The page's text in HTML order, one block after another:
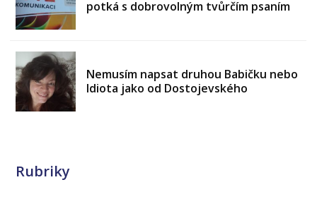
potká s dobrovolným tvůrčím psaním
Nemusím napsat druhou Babičku nebo
Idiota jako od Dostojevského
Rubriky